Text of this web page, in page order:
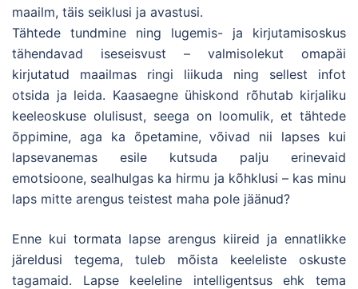
maailm, täis seiklusi ja avastusi.
Tähtede tundmine ning lugemis- ja kirjutamisoskus
tähendavad iseseisvust – valmisolekut omapäi
kirjutatud maailmas ringi liikuda ning sellest infot
otsida ja leida. Kaasaegne ühiskond rõhutab kirjaliku
keeleoskuse olulisust, seega on loomulik, et tähtede
õppimine, aga ka õpetamine, võivad nii lapses kui
lapsevanemas esile kutsuda palju erinevaid
emotsioone, sealhulgas ka hirmu ja kõhklusi – kas minu
laps mitte arengus teistest maha pole jäänud?
Enne kui tormata lapse arengus kiireid ja ennatlikke
järeldusi tegema, tuleb mõista keeleliste oskuste
tagamaid. Lapse keeleline intelligentsus ehk tema